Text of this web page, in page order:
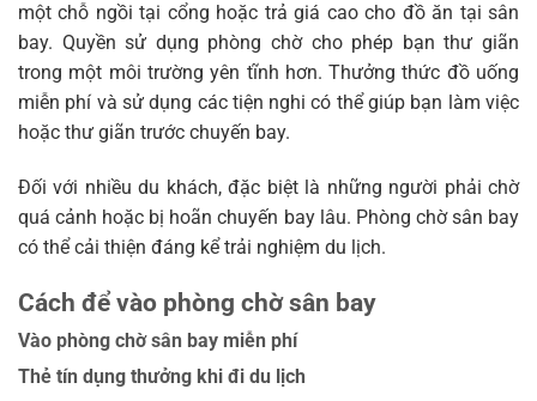
một chỗ ngồi tại cổng hoặc trả giá cao cho đồ ăn tại sân
bay. Quyền sử dụng phòng chờ cho phép bạn thư giãn
trong một môi trường yên tĩnh hơn. Thưởng thức đồ uống
miễn phí và sử dụng các tiện nghi có thể giúp bạn làm việc
hoặc thư giãn trước chuyến bay.
Đối với nhiều du khách, đặc biệt là những người phải chờ
quá cảnh hoặc bị hoãn chuyến bay lâu. Phòng chờ sân bay
có thể cải thiện đáng kể trải nghiệm du lịch.
Cách để vào phòng chờ sân bay
Vào phòng chờ sân bay miễn phí
Thẻ tín dụng thưởng khi đi du lịch